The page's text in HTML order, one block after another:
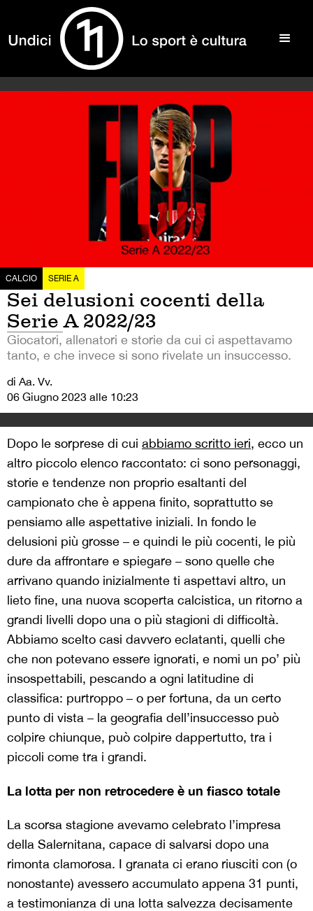
CALCIO SERIE A
Sei delusioni cocenti della
Serie A 2022/23
Giocatori, allenatori e storie da cui ci aspettavamo
tanto, e che invece si sono rivelate un insuccesso.
di Aa. Vv.
06 Giugno 2023 alle 10:23
Dopo le sorprese di cui abbiamo scritto ieri, ecco un
altro piccolo elenco raccontato: ci sono personaggi,
storie e tendenze non proprio esaltanti del
campionato che è appena finito, soprattutto se
pensiamo alle aspettative iniziali. In fondo le
delusioni più grosse – e quindi le più cocenti, le più
dure da affrontare e spiegare – sono quelle che
arrivano quando inizialmente ti aspettavi altro, un
lieto fine, una nuova scoperta calcistica, un ritorno a
grandi livelli dopo una o più stagioni di difficoltà.
Abbiamo scelto casi davvero eclatanti, quelli che
che non potevano essere ignorati, e nomi un po’ più
insospettabili, pescando a ogni latitudine di
classifica: purtroppo – o per fortuna, da un certo
punto di vista – la geografia dell’insuccesso può
colpire chiunque, può colpire dappertutto, tra i
piccoli come tra i grandi.
La lotta per non retrocedere è un fiasco totale
La scorsa stagione avevamo celebrato l’impresa
della Salernitana, capace di salvarsi dopo una
rimonta clamorosa. I granata ci erano riusciti con (o
nonostante) avessero accumulato appena 31 punti,
a testimonianza di una lotta salvezza decisamente